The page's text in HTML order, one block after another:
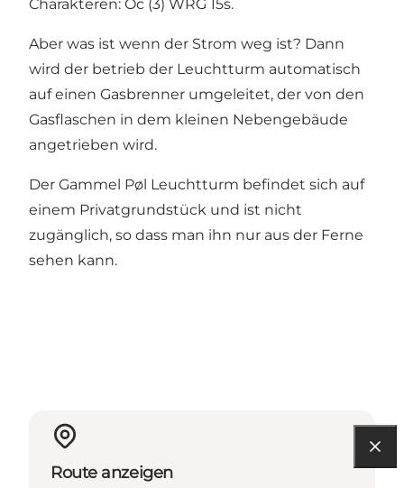
Charakteren: Oc (3) WRG 15s.
Aber was ist wenn der Strom weg ist? Dann
wird der betrieb der Leuchtturm automatisch
auf einen Gasbrenner umgeleitet, der von den
Gasflaschen in dem kleinen Nebengebäude
angetrieben wird.
Der Gammel Pøl Leuchtturm befindet sich auf
einem Privatgrundstück und ist nicht
zugänglich, so dass man ihn nur aus der Ferne
sehen kann.
Route anzeigen